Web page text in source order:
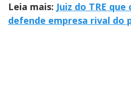
Leia mais: Juiz do TRE
defende empresa rival do